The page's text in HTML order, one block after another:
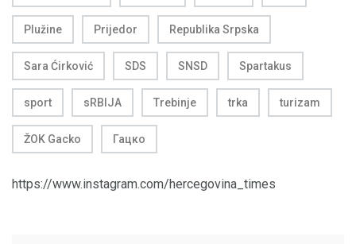
Plužine Prijedor Republika Srpska
Sara Ćirković SDS SNSD Spartakus
sport sRBIJA Trebinje trka turizam
ŽOK Gacko Гацко
https://www.instagram.com/hercegovina_times